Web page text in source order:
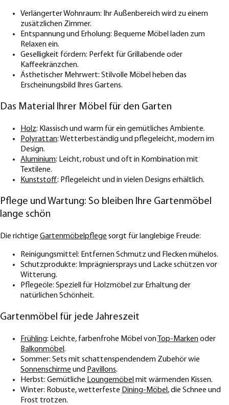
Verlängerter Wohnraum: Ihr Außenbereich wird zu einem
zusätzlichen Zimmer.
Entspannung und Erholung: Bequeme Möbel laden zum
Relaxen ein.
Geselligkeit fördern: Perfekt für Grillabende oder
Kaffeekränzchen.
Ästhetischer Mehrwert: Stilvolle Möbel heben das
Erscheinungsbild Ihres Gartens.
Das Material Ihrer Möbel für den Garten
Holz: Klassisch und warm für ein gemütliches Ambiente.
Polyrattan: Wetterbeständig und pflegeleicht, modern im
Design.
Aluminium: Leicht, robust und oft in Kombination mit
Textilene.
Kunststoff: Pflegeleicht und in vielen Designs erhältlich.
Pflege und Wartung: So bleiben Ihre Gartenmöbel
lange schön
Die richtige Gartenmöbelpflege sorgt für langlebige Freude:
Reinigungsmittel: Entfernen Schmutz und Flecken mühelos.
Schutzprodukte: Imprägniersprays und Lacke schützen vor
Witterung.
Pflegeöle: Speziell für Holzmöbel zur Erhaltung der
natürlichen Schönheit.
Gartenmöbel für jede Jahreszeit
Frühling: Leichte, farbenfrohe Möbel von Top-Markenoder
Balkonmöbel .
Sommer: Sets mit schattenspendendem Zubehör wie
Sonnenschirme und Pavillons.
Herbst: Gemütliche Loungemöbel mit wärmenden Kissen.
Winter: Robuste, wetterfeste Dining-Möbel , die Schnee und
Frost trotzen.